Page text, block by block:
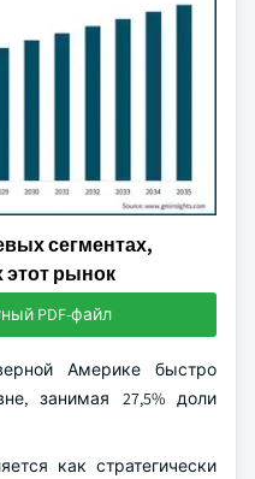
сегментах,
рынок
PDF-файл
Америке быстро
занимая 27,5% доли
как стратегически